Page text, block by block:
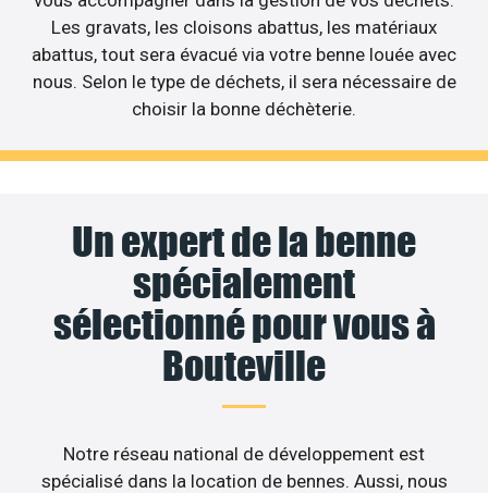
Les gravats, les cloisons abattus, les matériaux
abattus, tout sera évacué via votre benne louée avec
nous. Selon le type de déchets, il sera nécessaire de
choisir la bonne déchèterie.
Un expert de la benne
spécialement
sélectionné pour vous à
Bouteville
Notre réseau national de développement est
spécialisé dans la location de bennes. Aussi, nous